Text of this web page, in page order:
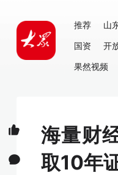
推荐 山
国资
开
果然视频
海量财
取10年